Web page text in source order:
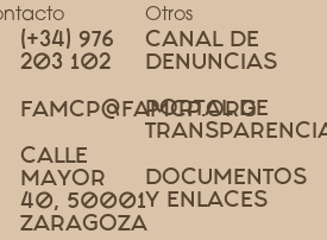
(+34) 976
203 102
FAMCP@FAMCP.ORG
CALLE
MAYOR
40, 50001
ZARAGOZA
Otros
CANAL DE
DENUNCIAS
PORTAL DE
DOCUMENTOS
Y ENLACES